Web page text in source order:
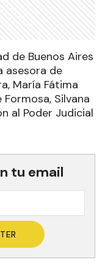
de Buenos Aires
asesora de
María Fátima
Silvana
al Poder Judicial
tu email